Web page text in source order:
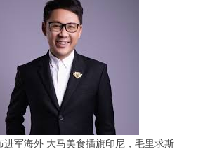
进军海外 大马美食插旗印尼，毛里求斯